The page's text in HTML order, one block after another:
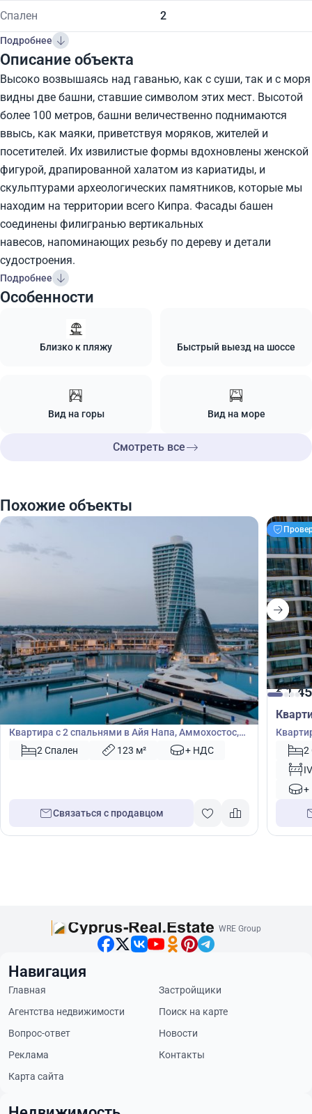
Спален 2
Подробнее
Описание объекта
Высоко возвышаясь над гаванью, как с суши, так и с моря
видны две башни, ставшие символом этих мест. Высотой
более 100 метров, башни величественно поднимаются
ввысь, как маяки, приветствуя моряков, жителей и
посетителей. Их извилистые формы вдохновлены женской
фигурой, драпированной халатом из кариатиды, и
скульптурами археологических памятников, которые мы
находим на территории всего Кипра. Фасады башен
соединены филигранью вертикальных
навесов, напоминающих резьбу по дереву и детали
судостроения.
Подробнее
Особенности
Близко к пляжу Быстрый выезд на шоссе
Вид на горы Вид на море
Смотреть все
Похожие объекты
€1 450 000
Квартира
Квартира с 2 спальнями в Айя Напа, Аммохостос,
Кипр № 45888
2 Спален 123 м² + НДС
Связаться с продавцом
€1
Кипр2
WRE Group
Навигация
Главная
Застройщики
Агентства недвижимости
Поиск на карте
Вопрос-ответ
Новости
Реклама
Контакты
Карта сайта